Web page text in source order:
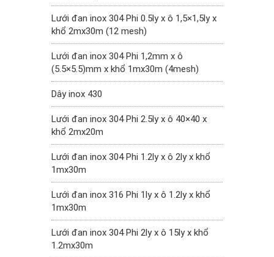
Lưới đan inox 304 Phi 0.5ly x ô 1,5×1,5ly x
khổ 2mx30m (12 mesh)
Lưới đan inox 304 Phi 1,2mm x ô
(5.5×5.5)mm x khổ 1mx30m (4mesh)
Dây inox 430
Lưới đan inox 304 Phi 2.5ly x ô 40×40 x
khổ 2mx20m
Lưới đan inox 304 Phi 1.2ly x ô 2ly x khổ
1mx30m
Lưới đan inox 316 Phi 1ly x ô 1.2ly x khổ
1mx30m
Lưới đan inox 304 Phi 2ly x ô 15ly x khổ
1.2mx30m